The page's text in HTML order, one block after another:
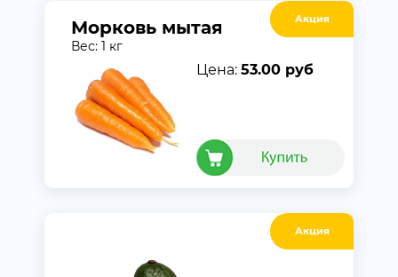
Акция
Морковь мытая
Вес: 1 кг
Цена: 53.00 руб
Акция